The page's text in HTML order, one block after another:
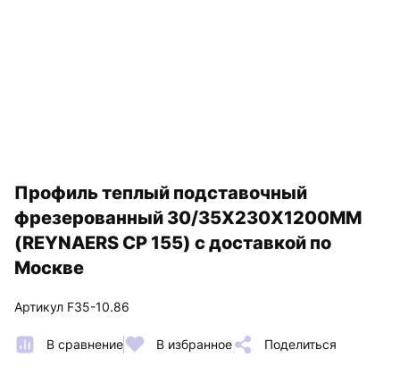
Профиль теплый подставочный
фрезерованный 30/35X230X1200MM
(REYNAERS CР 155) с доставкой по
Москве
Артикул F35-10.86
В сравнение В избранное Поделиться